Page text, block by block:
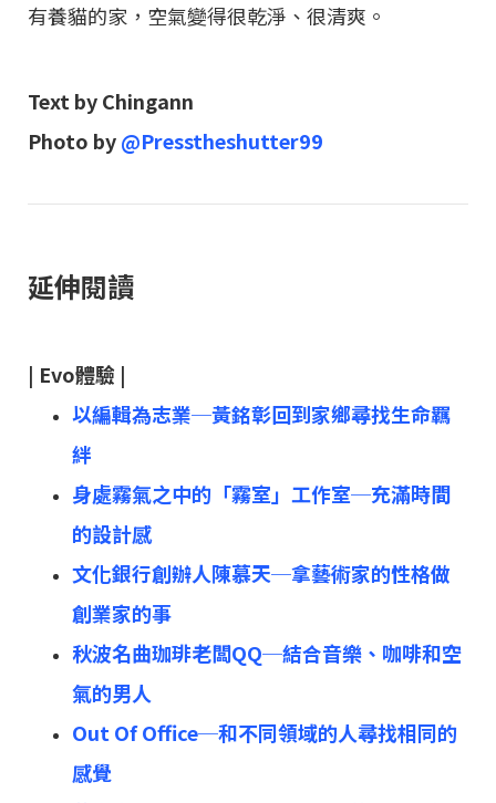
有養貓的家，空氣變得很乾淨、很清爽。
Text by Chingann
Photo by@Presstheshutter99
延伸閱讀
| Evo體驗 |
以編輯為志業─黃銘彰回到家鄉尋找生命羈
絆
身處霧氣之中的「霧室」工作室─充滿時間
的設計感
⽂化銀⾏創辦⼈陳慕天─拿藝術家的性格做
創業家的事​
秋波名曲珈琲老闆QQ─結合音樂、咖啡和空
氣的男人
Out Of Office─和不同領域的人尋找相同的
感覺​